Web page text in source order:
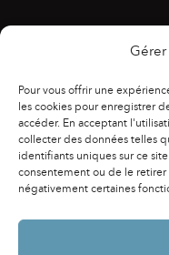
Pour vous offrir une
les cookies pour enregistrer
accéder. En acceptant
collecter des données telles
identifiants uniques sur ce
consentement ou de le
négativement certaines
ACCESSIBILITÉ |
CONTACTS